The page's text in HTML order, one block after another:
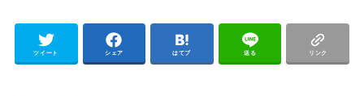
ツイート シェア はてブ 送る リンク